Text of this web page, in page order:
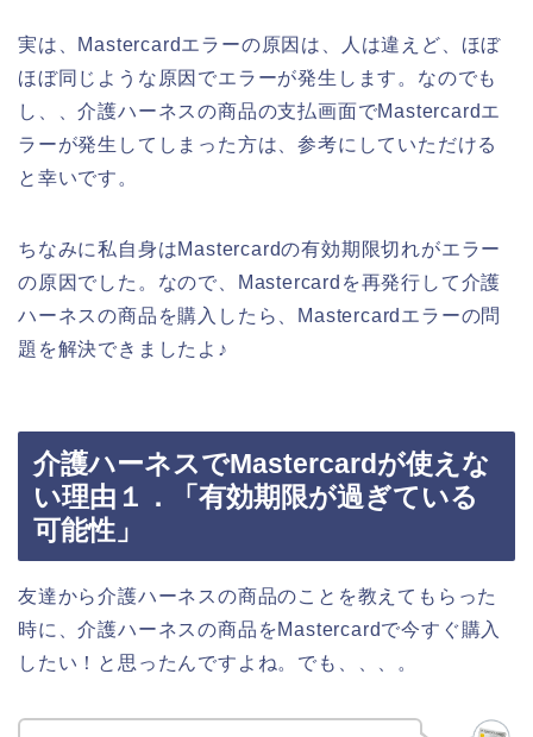
実は、Mastercardエラーの原因は、人は違えど、ほぼ
ほぼ同じような原因でエラーが発生します。なのでも
し、、介護ハーネスの商品の支払画面でMastercardエ
ラーが発生してしまった方は、参考にしていただける
と幸いです。
ちなみに私自身はMastercardの有効期限切れがエラー
の原因でした。なので、Mastercardを再発行して介護
ハーネスの商品を購入したら、Mastercardエラーの問
題を解決できましたよ♪
介護ハーネスでMastercardが使えな
い理由１．「有効期限が過ぎている
可能性」
友達から介護ハーネスの商品のことを教えてもらった
時に、介護ハーネスの商品をMastercardで今すぐ購入
したい！と思ったんですよね。でも、、、。